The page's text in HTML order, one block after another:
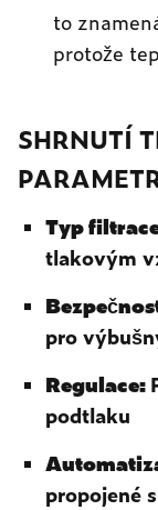
to
protože
SHRNUTÍ
Typ
tlakovým
pro
Regulace:
podtlaku
propojené